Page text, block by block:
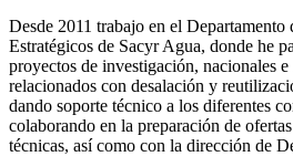
Desde 2011 trabajo en el
Estratégicos de Sacyr Agua, donde he
proyectos de investigación, nacionales
relacionados con desalación y
dando soporte técnico a los diferentes
colaborando en la preparación de
técnicas, así como con la dirección de